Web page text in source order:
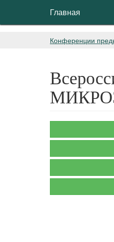
Главная
Конференции